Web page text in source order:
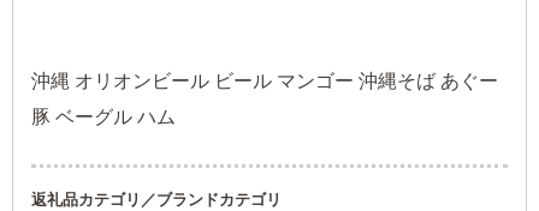
沖縄 オリオンビール ビール マンゴー 沖縄そば あぐー
豚 ベーグル ハム
返礼品カテゴリ／ブランドカテゴリ